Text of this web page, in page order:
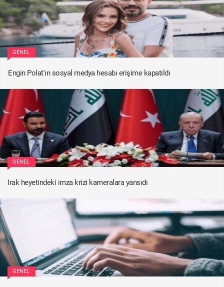
GENEL
Engin Polat'ın sosyal medya hesabı erişime kapatıldı
GENEL
Irak heyetindeki imza krizi kameralara yansıdı
GENEL